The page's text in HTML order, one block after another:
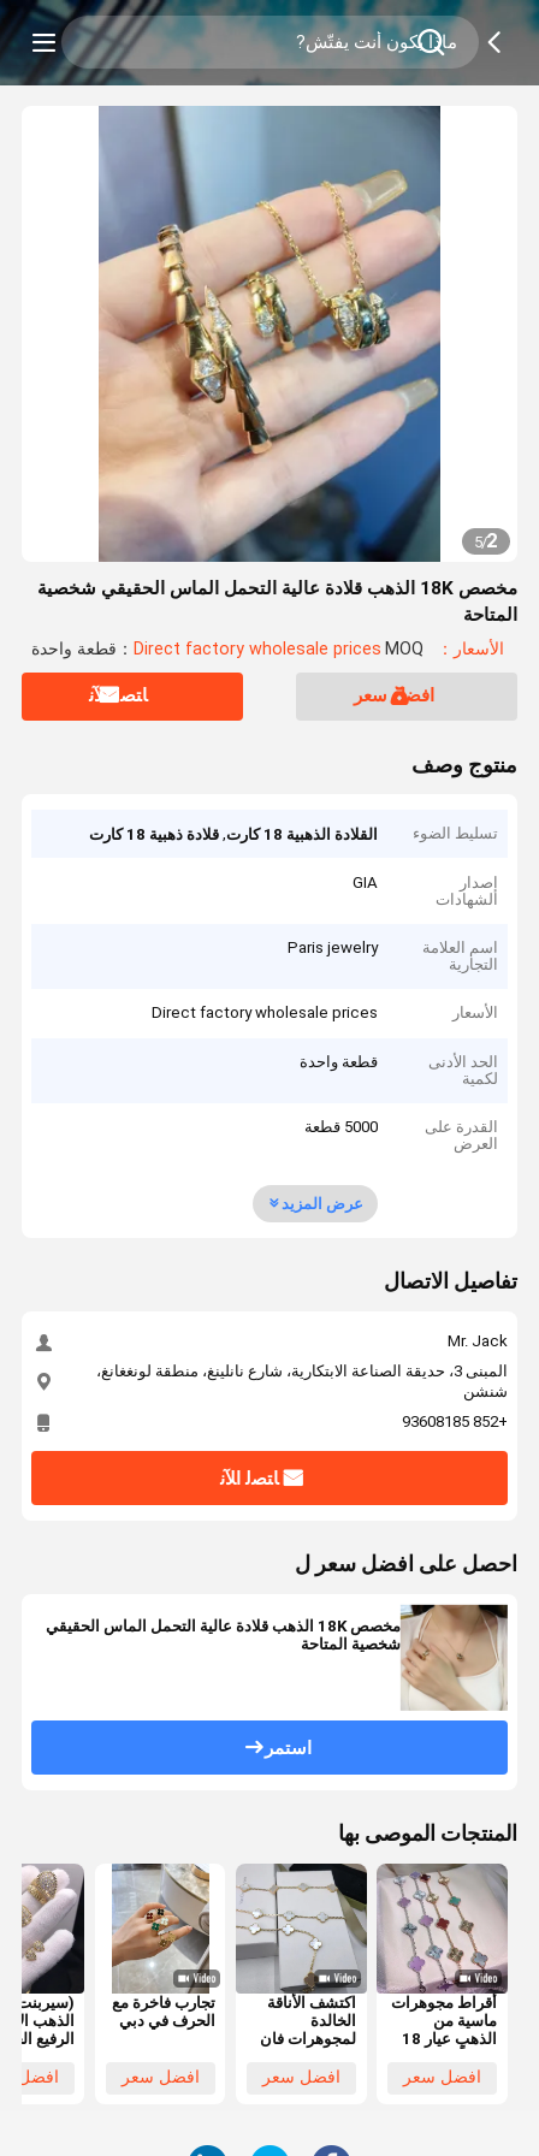
2
/
5
مخصص 18K الذهب قلادة عالية التحمل الماس الحقيقي شخصية
المتاحة
الأسعار：Direct factory wholesale prices MOQ：قطعة واحدة
افضل سعر ﺎﺘﺼﻟ ﺍﻶﻧ
منتوج وصف
تسليط الضوء القلادة الذهبية 18 كارت ,قلادة ذهبية 18 كارت
إصدار
الشهادات
GIA
اسم العلامة
التجارية
Paris jewelry
الأسعار Direct factory wholesale prices
الحد الأدنى
لكمية
قطعة واحدة
القدرة على
العرض
5000 قطعة
عرض المزيد
تفاصيل الاتصال
Mr. Jack
المبنى 3، حديقة الصناعة الابتكارية، شارع نانلينغ، منطقة لونغغانغ،
شنشن
+852 93608185
ﺎﺘﺼﻟ ﺍﻶﻧ
احصل على افضل سعر ل
مخصص 18K الذهب قلادة عالية التحمل الماس الحقيقي
شخصية المتاحة
استمر
المنتجات الموصى بها
أقراط مجوهرات
ماسية من
الذهب عيار 18
تعزز الأسلوب
الشخصي بلمعان
افضل سعر
اكتشف الأناقة
الخالدة
لمجوهرات فان
B2Bافضل سعر
تجارب فاخرة مع
الحرف في دبي
افضل سعر
(سيربنت
الذهب
الرفيع
شخصية
افضل